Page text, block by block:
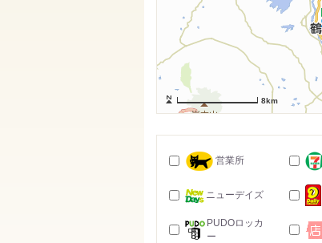
8km
営業所
ニューデイズ
PUDOロッカ
ー